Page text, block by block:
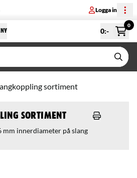
Logga in
0:-
0
sortiment
sortiment
mm innerdiameter på slang